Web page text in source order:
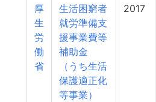
厚
生
労
働
省
生活困窮者
就労準備支
援事業費等
補助金
（うち生活
保護適正化
等事業）
2017